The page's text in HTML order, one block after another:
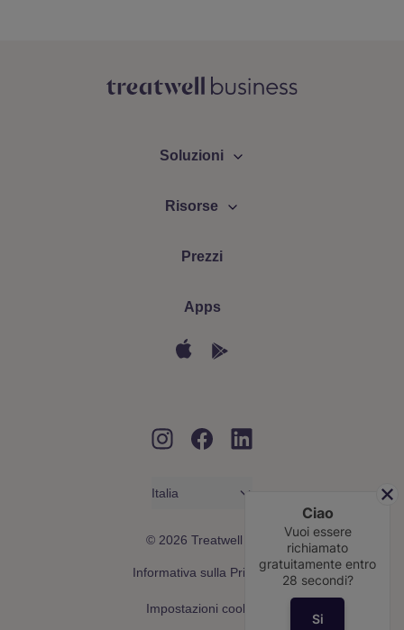
Treatwell
Soluzioni
Risorse
Prezzi
Apps
Apple App Store
Google Play
InstagramFacebookLinkedIn
Italia
© 2026 Treatwell IT
Informativa sulla Privacy
Impostazioni cookie
Ciao
Vuoi essere
richiamato
gratuitamente entro
28 secondi?
Si